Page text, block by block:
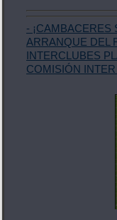
- ¡CAMBACERES
ARRANQUE DEL
INTERCLUBES
COMISIÓN